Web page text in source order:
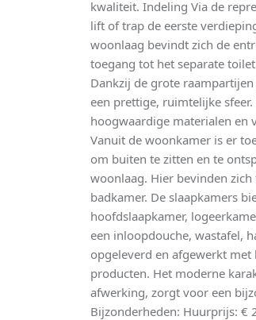
kwaliteit. Indeling Via de
lift of trap de eerste
woonlaag bevindt zich de
toegang tot het separate
Dankzij de grote
een prettige, ruimtelijke
hoogwaardige materialen en
Vanuit de woonkamer is er
om buiten te zitten en te
woonlaag. Hier bevinden
badkamer. De slaapkamers
hoofdslaapkamer,
een inloopdouche, wastafel,
opgeleverd en afgewerkt
producten. Het moderne
afwerking, zorgt voor een
Bijzonderheden: Huurprijs: €